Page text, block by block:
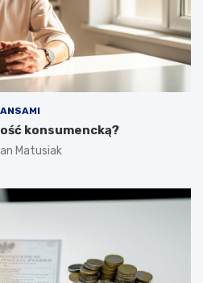
konsumencką?
Matusiak